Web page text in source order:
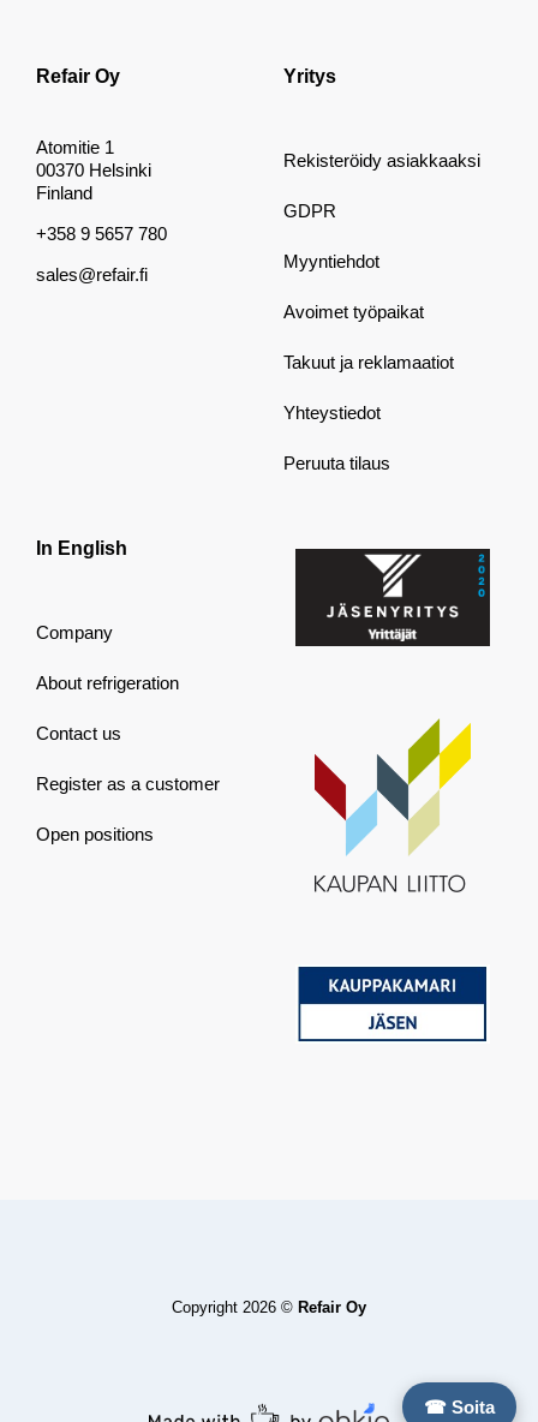
Refair Oy
Atomitie 1
00370 Helsinki
Finland
+358 9 5657 780
sales@refair.fi
Yritys
Rekisteröidy asiakkaaksi
GDPR
Myyntiehdot
Avoimet työpaikat
Takuut ja reklamaatiot
Yhteystiedot
Peruuta tilaus
In English
Company
About refrigeration
Contact us
Register as a customer
Open positions
☎ Soita
Copyright 2026 © Refair Oy